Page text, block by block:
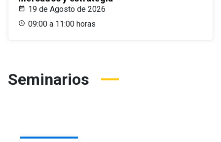
19 de Agosto de 2026
09:00 a 11:00 horas
Seminarios